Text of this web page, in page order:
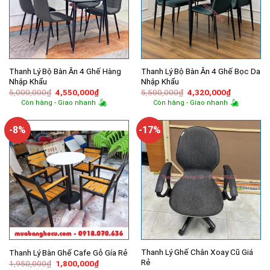
Thanh Lý Bộ Bàn Ăn 4 Ghế Hàng
Nhập Khẩu
5,000,000₫ Giá
gốc
là:
4,550,000₫Giá
hiện
tại
4,550,000₫.
Còn hàng - Giao nhanh
Thanh Lý Bộ Bàn Ăn 4 Ghế Bọc Da
Nhập Khẩu
5,500,000₫ Giá
gốc
là:
4,320,000₫Giá
hiện
tại
Còn hàng - Giao nhanh
-8%
Thanh Lý Bàn Ghế Cafe Gỗ Gía Rẻ
1,950,000₫ Giá
1,800,000₫Giá
-17%
Thanh Lý Ghế Chân Xoay Cũ Giá
Rẻ